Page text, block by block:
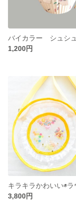
バイカラー シュシュ
1,200円
3,800円